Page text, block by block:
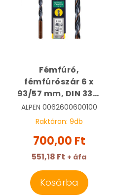
Fémfúró,
fémfúrószár 6 x
93/57 mm, DIN 338,
HSS, Sprint Master |
ALPEN
ALPEN 0062600600100
Raktáron: 9db
700,00 Ft
551,18 Ft + áfa
Kosárba